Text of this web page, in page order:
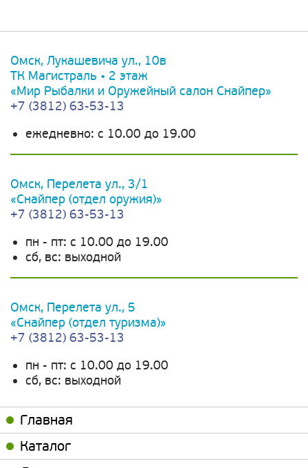
Омск, Лукашевича ул., 10в
ТК Магистраль • 2 этаж
«Мир Рыбалки и Оружейный салон Снайпер»
+7 (3812) 63-53-13
ежедневно: c 10.00 до 19.00
Омск, Перелета ул., 3/1
«Снайпер (отдел оружия)»
+7 (3812) 63-53-13
пн - пт: c 10.00 до 19.00
сб, вс: выходной
Омск, Перелета ул., 5
«Снайпер (отдел туризма)»
+7 (3812) 63-53-13
пн - пт: c 10.00 до 19.00
сб, вс: выходной
Главная
Каталог